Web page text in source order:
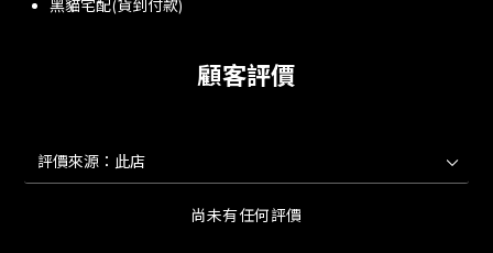
黑貓宅配(貨到付款)
顧客評價
尚未有任何評價